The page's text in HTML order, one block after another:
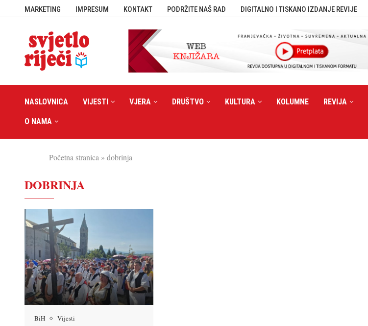
MARKETING IMPRESUM KONTAKT PODRŽITE NAŠ RAD DIGITALNO I TISKANO IZDANJE REVIJE
NASLOVNICA VIJESTI VJERA DRUŠTVO KULTURA KOLUMNE REVIJA
O NAMA
Početna stranica » dobrinja
DOBRINJA
BiH Vijesti